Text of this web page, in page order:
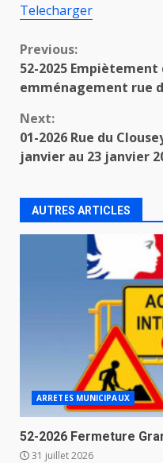
Telecharger
Continue
Reading
Previous:
52-2025 Empiètement
emménagement rue
Next:
01-2026 Rue du
janvier au 23 janvier
AUTRES ARTICLES
ARRETES MUNICIPAUX
52-2026 Fermeture
31 juillet 2026